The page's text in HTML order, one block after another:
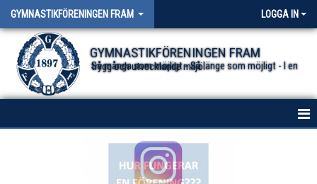
GYMNASTIKFÖRENINGEN FRAM LOGGA IN
GYMNASTIKFÖRENINGEN FRAM
Så många som möjligt - Så länge som möjligt - I en trygg och utvecklande miljö.
NYHETER FÖR ALLA TRUPPER